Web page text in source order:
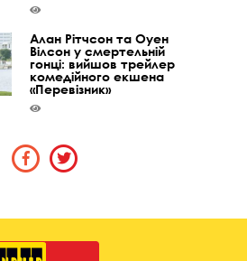
Алан Рітчсон та Оуен
Вілсон у смертельній
гонці: вийшов трейлер
комедійного екшена
«Перевізник»